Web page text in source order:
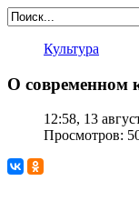
Культура
О современном
12:58, 13
Просмотров: